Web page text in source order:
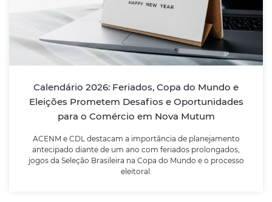
Calendário 2026: Feriados, Copa do Mundo e
Eleições Prometem Desafios e Oportunidades
para o Comércio em Nova Mutum
ACENM e CDL destacam a importância de planejamento
antecipado diante de um ano com feriados prolongados,
jogos da Seleção Brasileira na Copa do Mundo e o processo
eleitoral.
Oportunidades para o Comércio em Nova
ACENM e CDL destacam a importância de
feriados prolongados, jogos da Seleção Brasileira na
Copa do Mundo e o processo eleitoral.
LEIA MAIS